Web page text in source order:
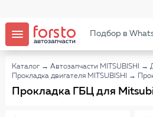
Подбор в
Каталог → Автозапчасти MITSUBISHI →
Прокладка двигателя MITSUBISHI
→
Прокладка ГБЦ для